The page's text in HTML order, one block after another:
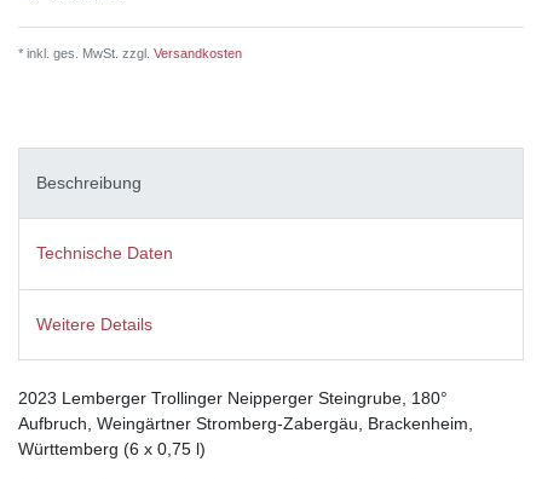
* inkl. ges. MwSt. zzgl. Versandkosten
Beschreibung
Technische Daten
Weitere Details
2023 Lemberger Trollinger Neipperger Steingrube, 180°
Aufbruch, Weingärtner Stromberg-Zabergäu, Brackenheim,
Württemberg (6 x 0,75 l)